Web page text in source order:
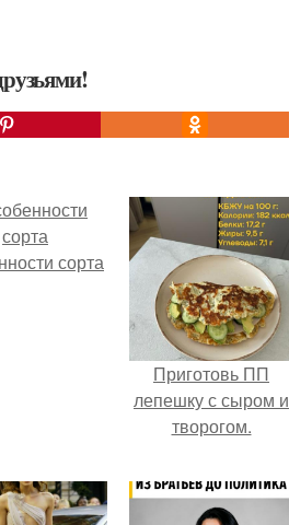
сорта
Приготовь ПП
лепешку с сыром и
творогом.